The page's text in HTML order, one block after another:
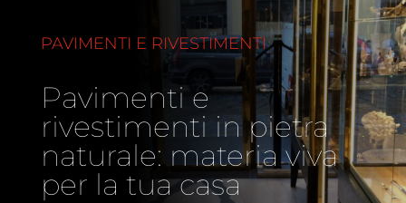
PAVIMENTI E RIVESTIMENTI
Pavimenti e
rivestimenti in pietra
naturale: materia viva
per la tua casa